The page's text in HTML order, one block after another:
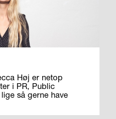
Høj er netop
i PR, Public
så gerne have